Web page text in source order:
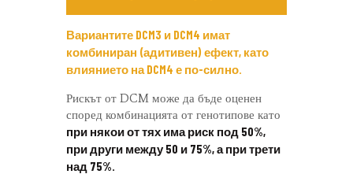
Вариантите DCM3 и DCM4 имат
комбиниран (адитивен) ефект, като
влиянието на DCM4 е по-силно.
Рискът от DCM може да бъде оценен
според комбинацията от генотипове като
при някои от тях има риск под 50%,
при други между 50 и 75%, а при трети
над 75%.